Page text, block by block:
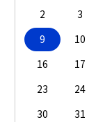
2
3
9
10
16
17
23
24
30
31